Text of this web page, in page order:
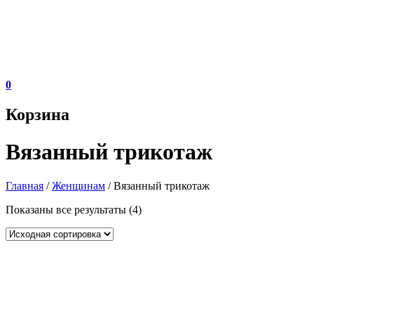
0
Корзина
Вязанный трикотаж
Главная /Женщинам / Вязанный трикотаж
Показаны все результаты (4)